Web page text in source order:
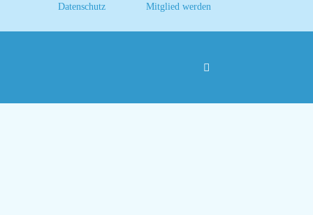
Datenschutz Mitglied werden